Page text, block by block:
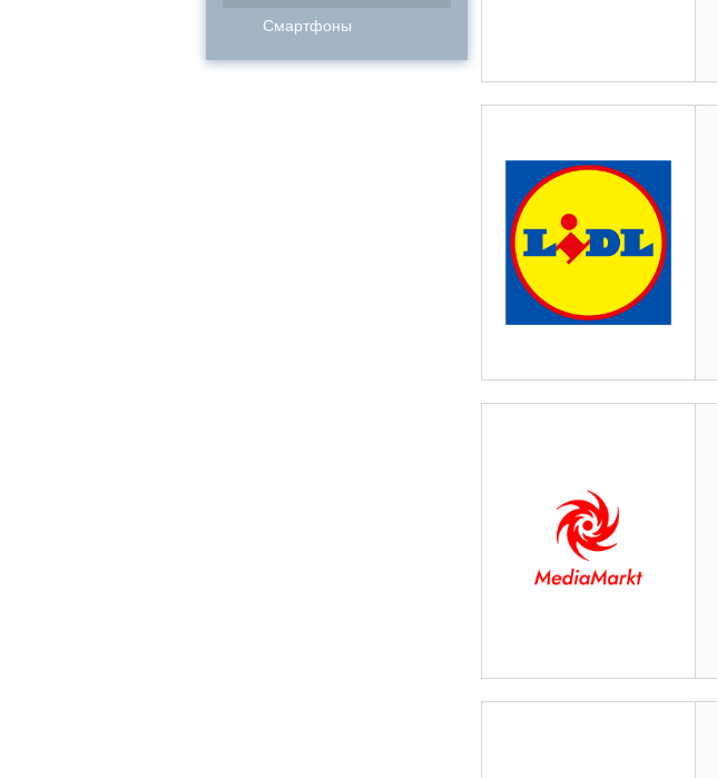
Смартфоны